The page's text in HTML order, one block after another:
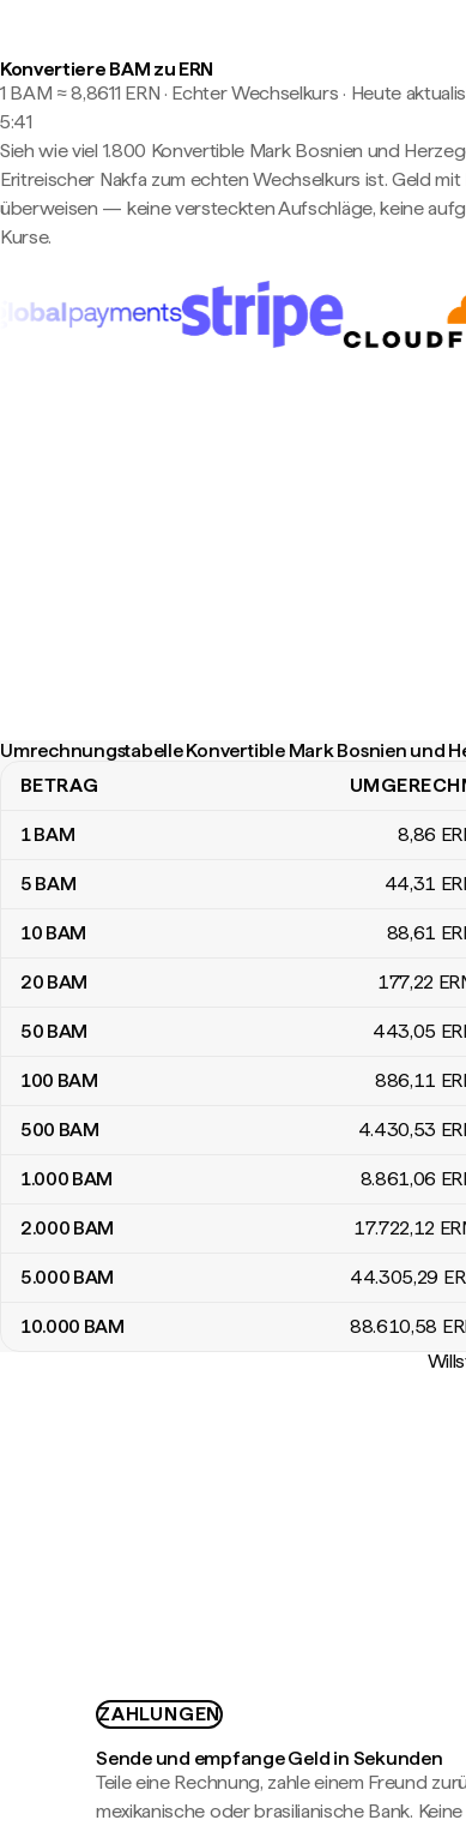
Konvertiere BAM zu ERN
1 BAM ≈ 8,8611 ERN · Echter Wechselkurs · Heute
5:41
Sieh wie viel 1.800 Konvertible Mark Bosnien und
Eritreischer Nakfa zum echten Wechselkurs ist. Geld
überweisen — keine versteckten Aufschläge, keine
Kurse.
Umrechnungstabelle Konvertible Mark Bosnien und
Umrechnungstabelle Konvertible Mark Bosnien und
BETRAG
1BAM 8,86
5 BAM 44,31
10 BAM 88,61
20 BAM 177,22
50 BAM 443,05
100 BAM 886,11
500 BAM 4.430,53
1.000 BAM 8.861,06
2.000 BAM 17.722,12
5.000 BAM 44.305,29
10.000 BAM 88.610,58
ZAHLUNGEN
Sende und empfange Geld in Sekunden
Teile eine Rechnung, zahle einem Freund
mexikanische oder brasilianische Bank.